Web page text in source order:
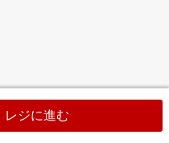
レジに進む